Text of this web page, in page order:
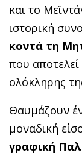
και το
ιστορική
κοντά τη
που
ολόκληρης
Θαυμάζουν
μοναδική
γραφική